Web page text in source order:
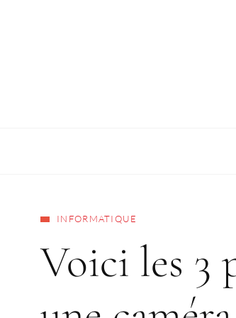
INFORMATIQUE
Voici les 3